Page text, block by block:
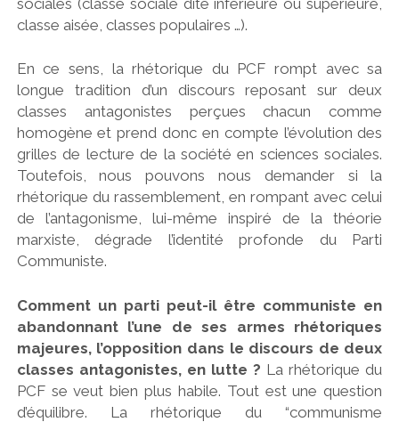
classe aisée, classes populaires …).
En ce sens, la rhétorique du PCF rompt avec sa
longue tradition d’un discours reposant sur deux
classes antagonistes perçues chacun comme
homogène et prend donc en compte l’évolution des
grilles de lecture de la société en sciences sociales.
Toutefois, nous pouvons nous demander si la
rhétorique du rassemblement, en rompant avec celui
de l’antagonisme, lui-même inspiré de la théorie
marxiste, dégrade l’identité profonde du Parti
Communiste.
Comment un parti peut-il être communiste en
abandonnant l’une de ses armes rhétoriques
majeures, l’opposition dans le discours de deux
classes antagonistes, en lutte ? La rhétorique du
PCF se veut bien plus habile. Tout est une question
d’équilibre. La rhétorique du “communisme